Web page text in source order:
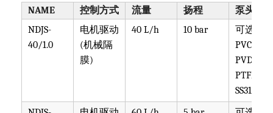
60/0.5
(机械隔
膜)
PVC,
PVDF,
PTFE,
膜)
可选
PVC,
PVDF,